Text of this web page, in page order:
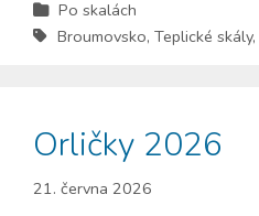
Po skalách
Broumovsko, Teplické skály,
Orličky 2026
21. června 2026